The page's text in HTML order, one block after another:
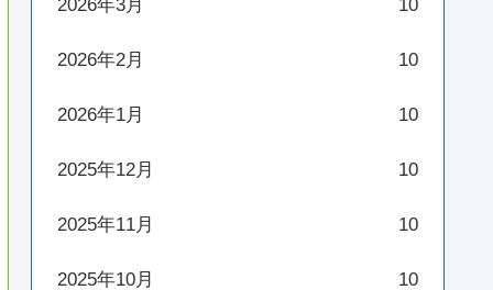
2026年3月 10
2026年2月 10
2026年1月 10
2025年12月 10
2025年11月 10
2025年10月 10